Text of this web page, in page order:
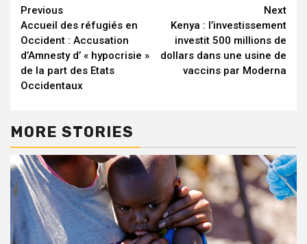
Continue
Reading
Previous
Accueil des réfugiés en
Occident : Accusation
d’Amnesty d’ « hypocrisie »
de la part des Etats
Occidentaux
Next
Kenya : l’investissement
investit 500 millions de
dollars dans une usine de
vaccins par Moderna
MORE STORIES